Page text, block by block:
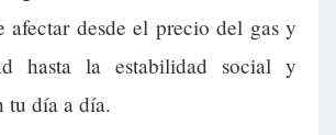
afectar desde el precio del gas y
hasta la estabilidad social y
tu día a día.